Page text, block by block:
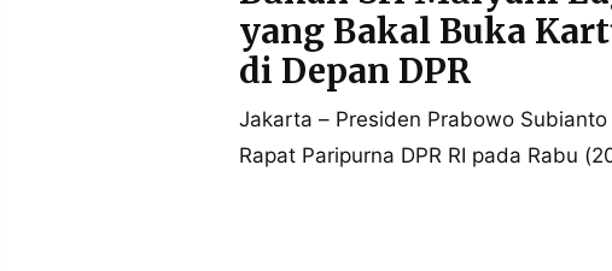
yang Bakal Buka
di Depan DPR
Jakarta – Presiden Prabowo
Rapat Paripurna DPR RI pada Rabu